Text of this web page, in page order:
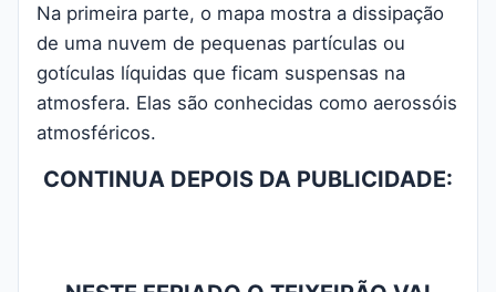
Na primeira parte, o mapa mostra a dissipação
de uma nuvem de pequenas partículas ou
gotículas líquidas que ficam suspensas na
atmosfera. Elas são conhecidas como aerossóis
atmosféricos.
CONTINUA DEPOIS DA PUBLICIDADE: